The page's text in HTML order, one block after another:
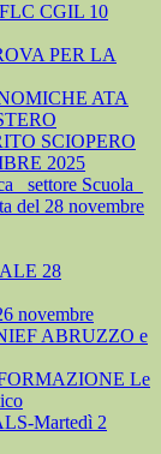
FLC CGIL 10
PER LA
ATA
SCIOPERO
2025
settore Scuola_
del 28 novembre
28
novembre
ABRUZZO e
Le
Martedì 2